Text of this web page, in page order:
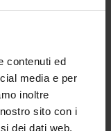
contenuti ed
media e per
inoltre
sito con i
dei dati web,
per
ecco
più ostici